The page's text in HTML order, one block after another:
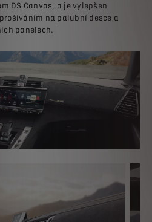
DS Canvas, a je vylepšen
na palubní desce a
panelech.